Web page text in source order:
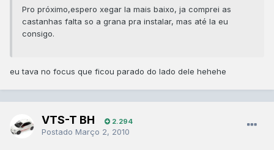
Pro próximo,espero xegar la mais baixo, ja comprei as
castanhas falta so a grana pra instalar, mas até la eu
consigo.
eu tava no focus que ficou parado do lado dele hehehe
VTS-T BH 2.294
Postado Março 2, 2010